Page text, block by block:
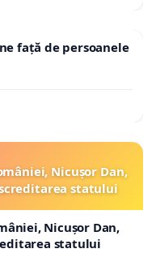
față de persoanele
Nicușor Dan,
statului
Nicușor Dan,
statului